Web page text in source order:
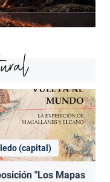
(capital)
"Los Mapas